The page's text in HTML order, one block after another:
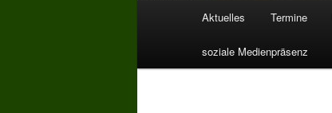
Aktuelles Termine
soziale Medienpräsenz